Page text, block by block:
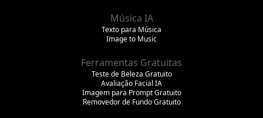
Música IA
Texto para Música
Image to Music
Ferramentas Gratuitas
Teste de Beleza Gratuito
Avaliação Facial IA
Imagem para Prompt Gratuito
Removedor de Fundo Gratuito